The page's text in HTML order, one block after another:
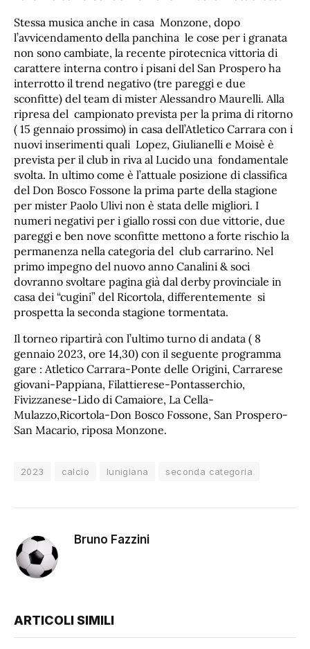
Stessa musica anche in casa Monzone, dopo
l’avvicendamento della panchina le cose per i granata
non sono cambiate, la recente pirotecnica vittoria di
carattere interna contro i pisani del San Prospero ha
interrotto il trend negativo (tre pareggi e due
sconfitte) del team di mister Alessandro Maurelli. Alla
ripresa del campionato prevista per la prima di ritorno
( 15 gennaio prossimo) in casa dell’Atletico Carrara con i
nuovi inserimenti quali Lopez, Giulianelli e Moisè è
prevista per il club in riva al Lucido una fondamentale
svolta. In ultimo come è l’attuale posizione di classifica
del Don Bosco Fossone la prima parte della stagione
per mister Paolo Ulivi non è stata delle migliori. I
numeri negativi per i giallo rossi con due vittorie, due
pareggi e ben nove sconfitte mettono a forte rischio la
permanenza nella categoria del club carrarino. Nel
primo impegno del nuovo anno Canalini & soci
dovranno svoltare pagina già dal derby provinciale in
casa dei “cugini” del Ricortola, differentemente si
prospetta la seconda stagione tormentata.
Il torneo ripartirà con l’ultimo turno di andata ( 8
gennaio 2023, ore 14,30) con il seguente programma
gare : Atletico Carrara-Ponte delle Origini, Carrarese
giovani-Pappiana, Filattierese-Pontasserchio,
Fivizzanese-Lido di Camaiore, La Cella-
Mulazzo,Ricortola-Don Bosco Fossone, San Prospero-
San Macario, riposa Monzone.
2023 calcio lunigiana seconda categoria
Bruno Fazzini
ARTICOLI SIMILI